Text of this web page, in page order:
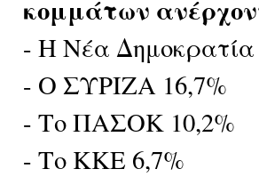
κομμάτων
- Η Νέα Δημοκρατία
- Ο ΣΥΡΙΖΑ 16,7%
- Το ΠΑΣΟΚ 10,2%
- Το ΚΚΕ 6,7%